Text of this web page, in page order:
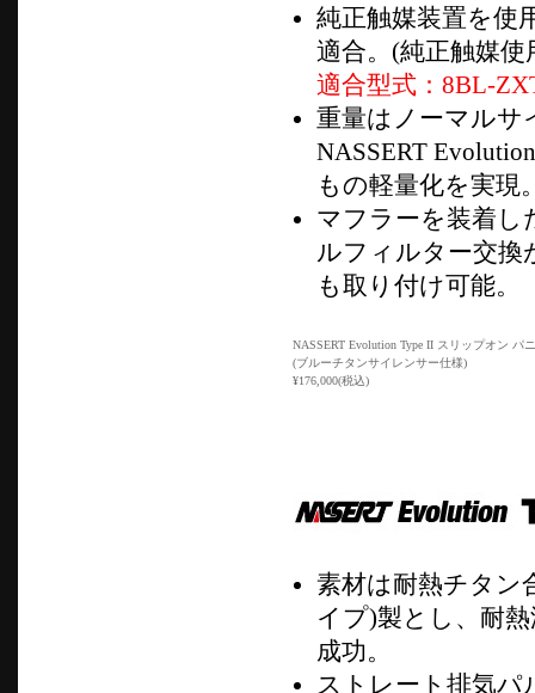
純正触媒装置を使
適合。(純正触媒使
適合型式：8BL-
重量はノーマルサ
NASSERT
もの軽量化を実現
マフラーを装着し
ルフィルター交換
も取り付け可能。
NASSERT Evolution Type II スリップオン パ
(ブルーチタンサイレンサー仕様)
¥176,000(税込)
素材は耐熱チタン
イプ)製とし、耐
成功。
ストレート排気